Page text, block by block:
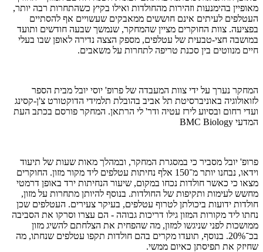
מאופיין בהימנעות וזהירות מהחולדות ואילו בקיץ כשהתחרות רבה יותר,
העטלפים לעיתים אינם חוששים ממאבקים שעשויים אף להסתיים
בפציעה. צוות החוקרים מציין שהמחקר, שנמשך שבעה חודשים ותועד
במושבה חצי-טבעית של עטלפים, מספק הצצה נדירה לאופן שבו בעלי
חיים מנווטים בין סכנת טריפה לתחרות על משאבים.
המחקר נערך על ידי צוות המעבדה של פרופ' יוסי יובל מבית הספר
לזואולוגיה באוניברסיטת תל אביב בהובלת תלמידי הדוקטורט צ'ן-קסינג
ועדי רחום ובסיוע לירז עטיה ודר' לי הרתאן. המחקר פורסם בכתב העת
המדעי BMC Biology
פרופ' יובל מסביר כי במסגרת המחקר, ובמהלך מאות שעות של תיעוד
וידאו, נבחנו יותר מ־150 אלף נחיתות עטלפים ליד מקור מזון. החוקרים
מצאו כי כאשר חולדות נכחו במקום, שיעור הנחיתות ירד באופן דרמטי
מחשש לעימות ותקיפות של החולדות. בנוסף להיותן מתחרות על מזון,
חולדות ידועות ביכולתן לטרוף עטלפים, בעיקר צעירים. העטלפים שכן
נחתו ליד מקורות המזון גילו דריכות גבוהה - הם עצרו וסרקו את הסביבה
ממושכות לפני שניגשו למזון, מה שהפחית את הצלחתם להשיג מזון
בכ־20%. בנוסף, תועדו מקרים בהם חולדות תקפו עטלפים שנחתו, מה
שחיזק את תפיסתן כאיום ממשי.